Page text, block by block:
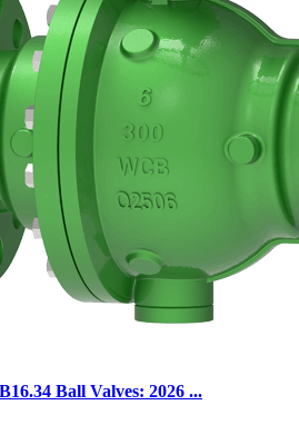
Ball Valves: 2026 ...